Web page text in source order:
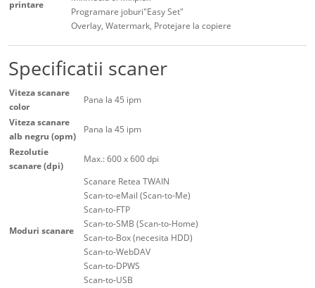
printare
Programare joburi"Easy Set"
Overlay, Watermark, Protejare la copiere
Specificatii scaner
Viteza scanare
color
Pana la 45 ipm
Viteza scanare
alb negru (opm)
Pana la 45 ipm
Rezolutie
scanare (dpi)
Max.: 600 x 600 dpi
Moduri scanare
Scanare Retea TWAIN
Scan-to-eMail (Scan-to-Me)
Scan-to-FTP
Scan-to-SMB (Scan-to-Home)
Scan-to-Box (necesita HDD)
Scan-to-WebDAV
Scan-to-DPWS
Scan-to-USB